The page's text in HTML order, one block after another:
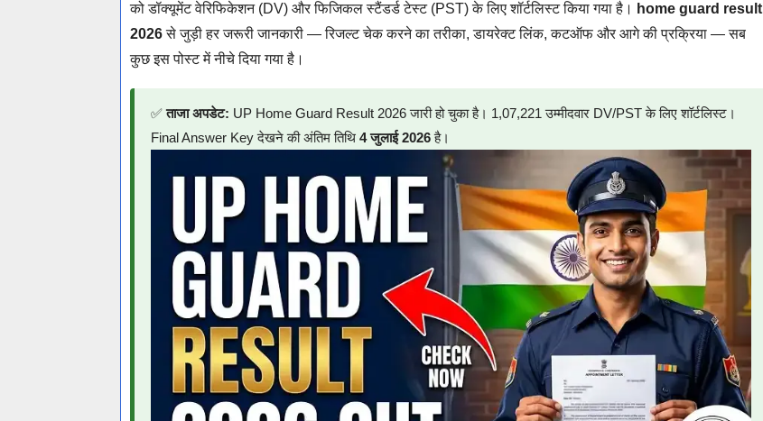
को डॉक्यूमेंट वेरिफिकेशन (DV) और फिजिकल स्टैंडर्ड टेस्ट (PST) के लिए शॉर्टलिस्ट किया गया है।
home guard result
2026से जुड़ी हर जरूरी जानकारी — रिजल्ट चेक करने का तरीका, डायरेक्ट लिंक, कटऑफ और आगे की प्रक्रिया — सब
कुछ इस पोस्ट में नीचे दिया गया है।
✅ताजा अपडेट: UP Home Guard Result 2026 जारी हो चुका है। 1,07,221 उम्मीदवार DV/PST के लिए शॉर्टलिस्ट।
Final Answer Key देखने की अंतिम तिथि 4 जुलाई 2026है।